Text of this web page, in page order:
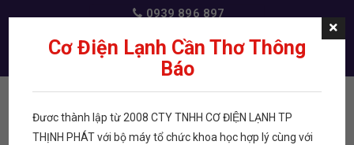
0939 896 897
Menu
Cơ Điện Lạnh Cần Thơ Thông
Báo
Đươc thành lập từ 2008 CTY TNHH CƠ ĐIỆN LẠNH TP
THỊNH PHÁT với bộ máy tổ chức khoa học hợp lý cùng với